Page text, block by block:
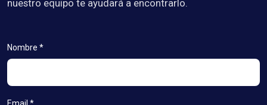
nuestro equipo te ayudará a encontrarlo.
Nombre *